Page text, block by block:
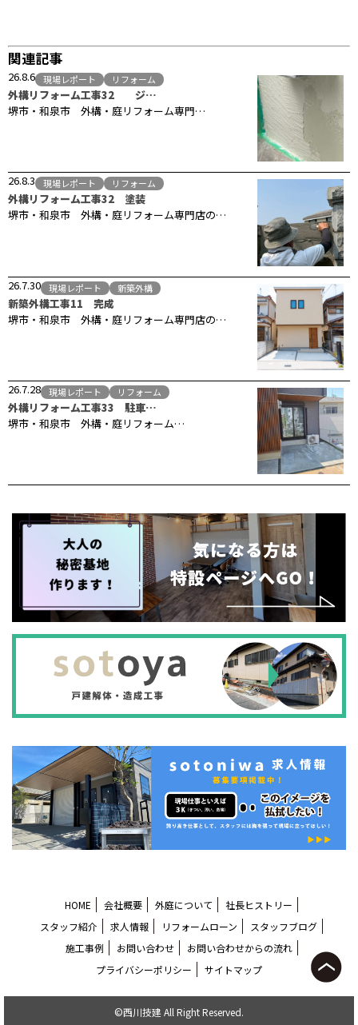
関連記事
26.8.6 現場レポート リフォーム
外構リフォーム工事32 ジ…
堺市・和泉市 外構・庭リフォーム専門…
26.8.3 現場レポート リフォーム
外構リフォーム工事32 塗装
堺市・和泉市 外構・庭リフォーム専門店の…
26.7.30 現場レポート 新築外構
新築外構工事11 完成
堺市・和泉市 外構・庭リフォーム専門店の…
26.7.28 現場レポート リフォーム
外構リフォーム工事33 駐車…
堺市・和泉市 外構・庭リフォーム…
HOME 会社概要 外庭について
社長ヒストリー
スタッフ紹介
求人情報 リフォームローン
スタッフブログ
施工事例
お問い合わせ
お問い合わせからの流れ
プライバシーポリシー
サイトマップ
©西川技建 All Right Reserved.